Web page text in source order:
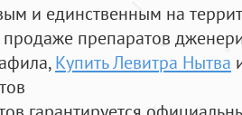
и единственным на
продаже препаратов
, Купить Левитра Нытва